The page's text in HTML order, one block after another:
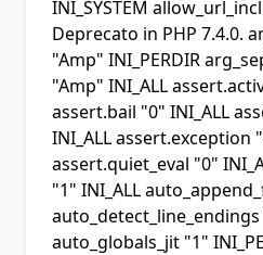
INI_SYSTEM
Deprecato in PHP 7.4.0.
"Amp" INI_PERDIR
"Amp" INI_ALL
assert.bail "0" INI_ALL
INI_ALLassert.exception
assert.quiet_eval "0"
"1" INI_ALL
auto_detect_line_endings
auto_globals_jit "1"